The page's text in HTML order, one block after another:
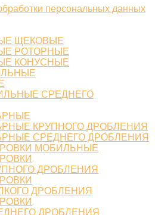
персональных данных
ЩЕКОВЫЕ
РОТОРНЫЕ
КОНУСНЫЕ
СРЕДНЕГО
КРУПНОГО ДРОБЛЕНИЯ
СРЕДНЕГО ДРОБЛЕНИЯ
МОБИЛЬНЫЕ
ДРОБЛЕНИЯ
ДРОБЛЕНИЯ
ДРОБЛЕНИЯ